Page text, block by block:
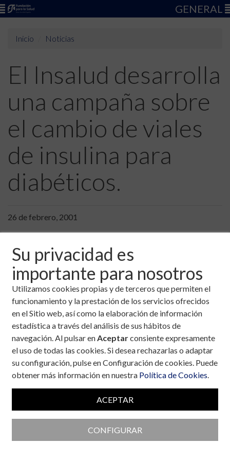
Su privacidad es
importante para nosotros
Utilizamos cookies propias y de terceros que permiten el
funcionamiento y la prestación de los servicios ofrecidos
en el Sitio web, así como la elaboración de información
estadística a través del análisis de sus hábitos de
navegación. Al pulsar enAceptarconsiente expresamente
el uso de todas las cookies. Si desea rechazarlas o adaptar
su configuración, pulse en Configuración de cookies. Puede
obtener más información en nuestra Política de Cookies.
ACEPTAR
CONFIGURAR
GENERAL
Inicio Noticias
El Insalud desarrolla
una campaña sobre
el cambio de viales
de insulina para
diabéticos.
26 de febrero, 2001
pdf)
Colaboran con la Fundación